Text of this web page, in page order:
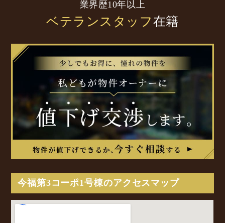
業界歴10年以上
ベテランスタッフ在籍
今福第3コーポ1号棟のアクセスマップ